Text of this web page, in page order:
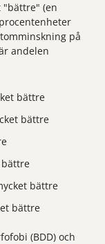
"bättre" (en
på
andelen
bättre
bättre
bättre
bättre
bättre
(BDD) och